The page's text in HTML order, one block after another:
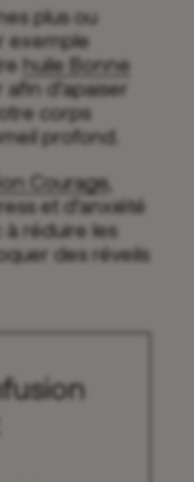
plus ou
exemple
huile Bonne
d’apaiser
corps
profond.
Courage,
et d’anxiété
réduire les
des réveils